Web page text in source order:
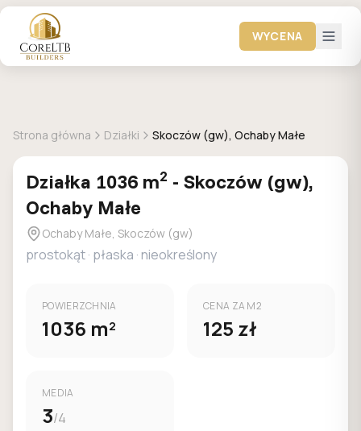
WYCENA
Strona główna Działki Skoczów (gw), Ochaby Małe
Działka 1036 m2 - Skoczów (gw),
Ochaby Małe
Ochaby Małe, Skoczów (gw)
prostokąt· płaska · nieokreślony
POWIERZCHNIA
1036 m2
CENA ZA M2
125 zł
MEDIA
3/4